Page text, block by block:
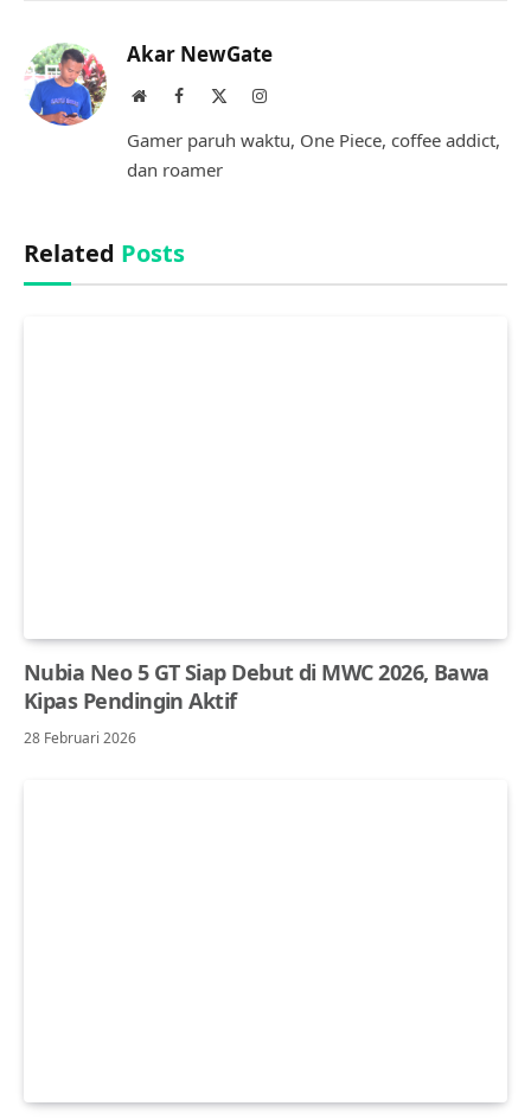
Akar NewGate
WebsiteFacebook Instagram
Gamer paruh waktu, One Piece, coffee addict,
dan roamer
Related Posts
Nubia Neo 5 GT Siap Debut di MWC 2026, Bawa
Kipas Pendingin Aktif
28 Februari 2026